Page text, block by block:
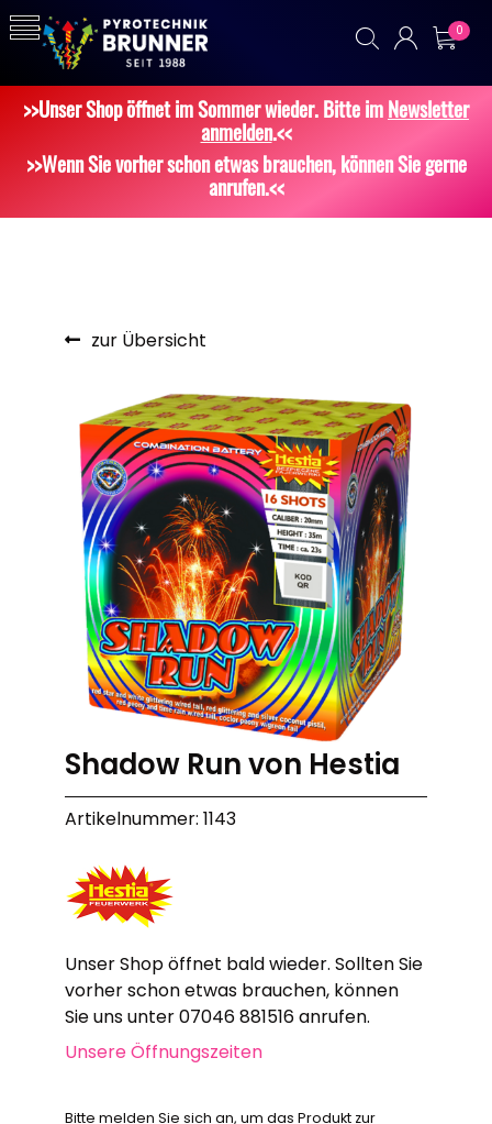
0
>>Unser Shop öffnet im Sommer wieder. Bitte imNewsletter
anmelden.<<
>>Wenn Sie vorher schon etwas brauchen, können Sie gerne
anrufen.<<
zur Übersicht
Shadow Run von Hestia
Artikelnummer: 1143
Unser Shop öffnet bald wieder. Sollten Sie
vorher schon etwas brauchen, können
Sie uns unter 07046 881516 anrufen.
Unsere Öffnungszeiten
Bitte melden Sie sich an, um das Produkt zur